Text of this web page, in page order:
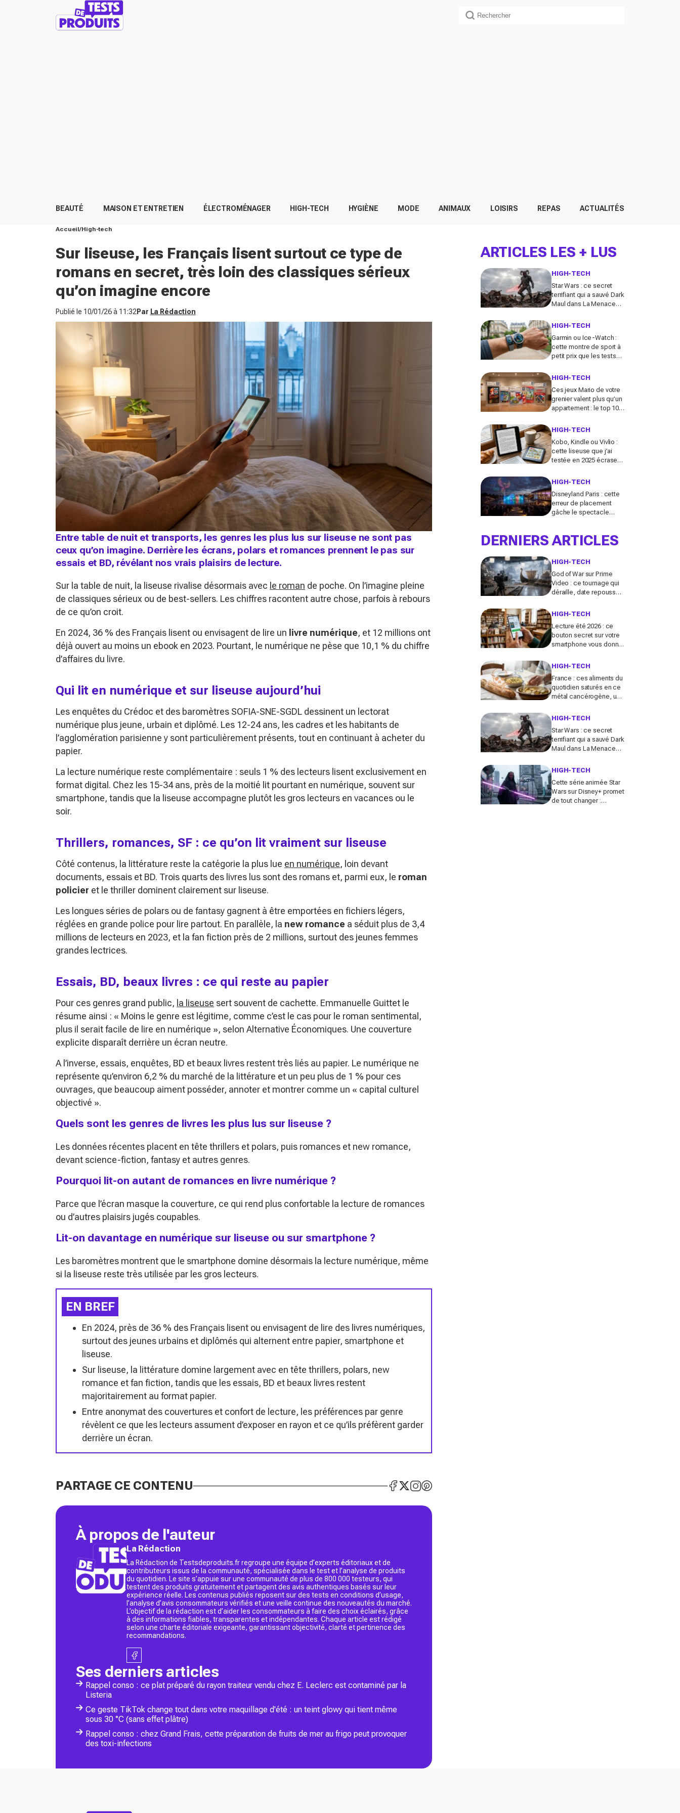
BEAUTÉ MAISON ET ENTRETIEN ÉLECTROMÉNAGER HIGH-TECH HYGIÈNE MODE ANIMAUX LOISIRS REPAS ACTUALITÉS
Accueil High-tech
Sur liseuse, les Français lisent surtout ce type de
romans en secret, très loin des classiques sérieux
qu’on imagine encore
Publié le 10/01/26 à 11:32 Par La Rédaction
Entre table de nuit et transports, les genres les plus lus sur liseuse ne sont pas
ceux qu’on imagine. Derrière les écrans, polars et romances prennent le pas sur
essais et BD, révélant nos vrais plaisirs de lecture.
Sur la table de nuit, la liseuse rivalise désormais avec le roman de poche. On l’imagine pleine
de classiques sérieux ou de best-sellers. Les chiffres racontent autre chose, parfois à rebours
de ce qu’on croit.
En 2024, 36 % des Français lisent ou envisagent de lire un livre numérique, et 12 millions ont
déjà ouvert au moins un ebook en 2023. Pourtant, le numérique ne pèse que 10,1 % du chiffre
d’affaires du livre.
Qui lit en numérique et sur liseuse aujourd’hui
Les enquêtes du Crédoc et des baromètres SOFIA-SNE-SGDL dessinent un lectorat
numérique plus jeune, urbain et diplômé. Les 12-24 ans, les cadres et les habitants de
l’agglomération parisienne y sont particulièrement présents, tout en continuant à acheter du
papier.
La lecture numérique reste complémentaire : seuls 1 % des lecteurs lisent exclusivement en
format digital. Chez les 15-34 ans, près de la moitié lit pourtant en numérique, souvent sur
smartphone, tandis que la liseuse accompagne plutôt les gros lecteurs en vacances ou le
soir.
Thrillers, romances, SF : ce qu’on lit vraiment sur liseuse
Côté contenus, la littérature reste la catégorie la plus lue en numérique, loin devant
documents, essais et BD. Trois quarts des livres lus sont des romans et, parmi eux, le roman
policier et le thriller dominent clairement sur liseuse.
Les longues séries de polars ou de fantasy gagnent à être emportées en fichiers légers,
réglées en grande police pour lire partout. En parallèle, la new romance a séduit plus de 3,4
millions de lecteurs en 2023, et la fan fiction près de 2 millions, surtout des jeunes femmes
grandes lectrices.
Essais, BD, beaux livres : ce qui reste au papier
Pour ces genres grand public, la liseuse sert souvent de cachette. Emmanuelle Guittet le
résume ainsi : « Moins le genre est légitime, comme c’est le cas pour le roman sentimental,
plus il serait facile de lire en numérique », selon Alternative Économiques. Une couverture
explicite disparaît derrière un écran neutre.
A l’inverse, essais, enquêtes, BD et beaux livres restent très liés au papier. Le numérique ne
représente qu’environ 6,2 % du marché de la littérature et un peu plus de 1 % pour ces
ouvrages, que beaucoup aiment posséder, annoter et montrer comme un « capital culturel
objectivé ».
Quels sont les genres de livres les plus lus sur liseuse ?
Les données récentes placent en tête thrillers et polars, puis romances et new romance,
devant science-fiction, fantasy et autres genres.
Pourquoi lit-on autant de romances en livre numérique ?
Parce que l’écran masque la couverture, ce qui rend plus confortable la lecture de romances
ou d’autres plaisirs jugés coupables.
Lit-on davantage en numérique sur liseuse ou sur smartphone ?
Les baromètres montrent que le smartphone domine désormais la lecture numérique, même
si la liseuse reste très utilisée par les gros lecteurs.
EN BREF
En 2024, près de 36 % des Français lisent ou envisagent de lire des livres numériques,
surtout des jeunes urbains et diplômés qui alternent entre papier, smartphone et
liseuse.
Sur liseuse, la littérature domine largement avec en tête thrillers, polars, new
romance et fan fiction, tandis que les essais, BD et beaux livres restent
majoritairement au format papier.
Entre anonymat des couvertures et confort de lecture, les préférences par genre
révèlent ce que les lecteurs assument d’exposer en rayon et ce qu’ils préfèrent garder
derrière un écran.
PARTAGE CE CONTENU
À propos de l'auteur
La Rédaction
La Rédaction de Testsdeproduits.fr regroupe une équipe d’experts éditoriaux et de
contributeurs issus de la communauté, spécialisée dans le test et l’analyse de produits
du quotidien. Le site s’appuie sur une communauté de plus de 800 000 testeurs, qui
testent des produits gratuitement et partagent des avis authentiques basés sur leur
expérience réelle. Les contenus publiés reposent sur des tests en conditions d’usage,
l’analyse d’avis consommateurs vérifiés et une veille continue des nouveautés du marché.
L’objectif de la rédaction est d’aider les consommateurs à faire des choix éclairés, grâce
à des informations fiables, transparentes et indépendantes. Chaque article est rédigé
selon une charte éditoriale exigeante, garantissant objectivité, clarté et pertinence des
recommandations.
Ses derniers articles
Rappel conso : ce plat préparé du rayon traiteur vendu chez E. Leclerc est contaminé par la
Listeria
Ce geste TikTok change tout dans votre maquillage d'été : un teint glowy qui tient même
sous 30 °C (sans effet plâtre)
Rappel conso : chez Grand Frais, cette préparation de fruits de mer au frigo peut provoquer
des toxi-infections
ARTICLES LES + LUS
HIGH-TECH
Star Wars : ce secret
terrifiant qui a sauvé Dark
Maul dans La Menace
la série Maul : Seigneur
HIGH-TECH
Garmin ou Ice-Watch :
cette montre de sport à
petit prix que les tests
sportives vraiment
HIGH-TECH
Ces jeux Mario de votre
grenier valent plus qu’un
appartement : le top 10
s’arrachent en ce
HIGH-TECH
Kobo, Kindle ou Vivlio :
cette liseuse que j’ai
testée en 2025 écrase
ne reviendrai plus en
HIGH-TECH
Disneyland Paris : cette
erreur de placement
gâche le spectacle
profiter vraiment
DERNIERS ARTICLES
HIGH-TECH
God of War sur Prime
Video : ce tournage qui
déraille, date repoussée
d’Hollywood pressenti
HIGH-TECH
Lecture été 2026 : ce
bouton secret sur votre
smartphone vous donne
livres gratuits
HIGH-TECH
France : ces aliments du
quotidien saturés en ce
métal cancérogène, une
qui inquiète l’Anses
HIGH-TECH
Star Wars : ce secret
terrifiant qui a sauvé Dark
Maul dans La Menace
la série Maul : Seigneur
HIGH-TECH
Cette série animée Star
Wars sur Disney+ promet
de tout changer :